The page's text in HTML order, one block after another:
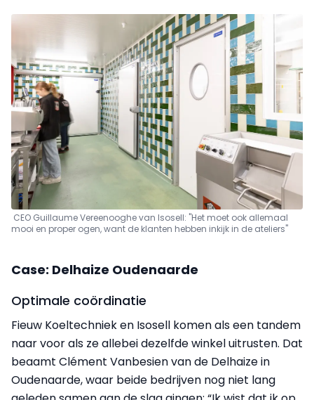
CEO Guillaume Vereenooghe van Isosell: "Het moet ook allemaal
mooi en proper ogen, want de klanten hebben inkijk in de ateliers"
Case: Delhaize Oudenaarde
Optimale coördinatie
Fieuw Koeltechniek en Isosell komen als een tandem
naar voor als ze allebei dezelfde winkel uitrusten. Dat
beaamt Clément Vanbesien van de Delhaize in
Oudenaarde, waar beide bedrijven nog niet lang